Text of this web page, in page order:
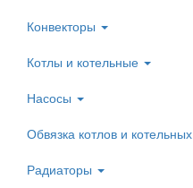
Конвекторы
Котлы и котельные
Насосы
Обвязка котлов и котельных
Радиаторы